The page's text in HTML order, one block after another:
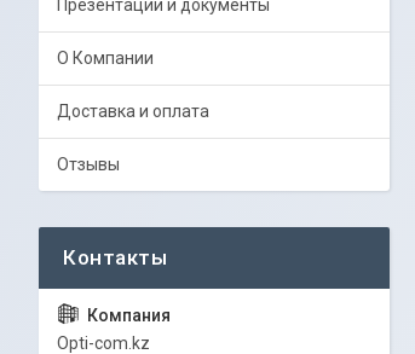
Презентации и документы
О Компании
Доставка и оплата
Отзывы
Opti-com.kz